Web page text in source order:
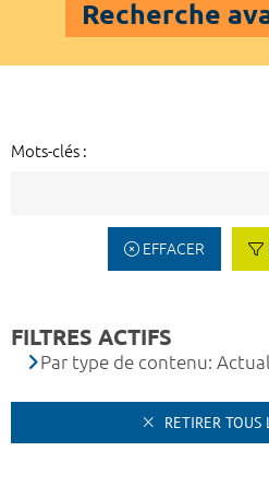
Recherche
Mots-clés :
EFFACER
FILTRES ACTIFS
Par type de contenu:
RETIRER TOUS